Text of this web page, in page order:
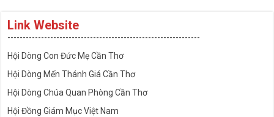
Link Website
---------------------------------------------------------------
Hội Dòng Con Đức Mẹ Cần Thơ
Hội Dòng Mến Thánh Giá Cần Thơ
Hội Dòng Chúa Quan Phòng Cần Thơ
Hội Đồng Giám Mục Việt Nam